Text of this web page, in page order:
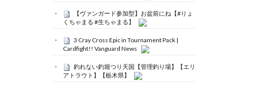
【ヴァンガード参加型】お盆前にね【#りょ
くちゃまる #生ちゃまる】
3 Cray Cross Epic in Tournament Pack |
Cardfight!! Vanguard News
釣れない釣堀つり天国【管理釣り場】【エリ
アトラウト】【栃木県】